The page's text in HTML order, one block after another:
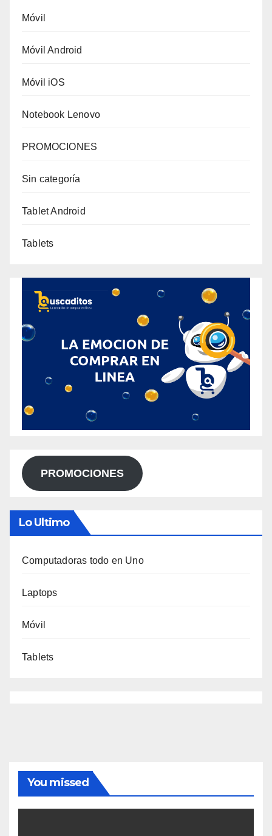
Móvil
Móvil Android
Móvil iOS
Notebook Lenovo
PROMOCIONES
Sin categoría
Tablet Android
Tablets
PROMOCIONES
Lo Ultimo
Computadoras todo en Uno
Laptops
Móvil
Tablets
You missed